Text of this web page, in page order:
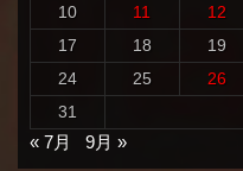
10
11 12
17
18 19
24
25 26
31
« 7月
9月 »